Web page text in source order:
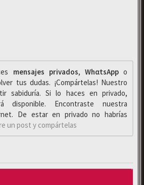
mensajes privados, WhαtsAppo
tus dudas. ¡Compártelas! Nuestro
sabiduría. Si lo haces en privado,
disponible. Encontraste nuestra
De estar en privado no habrías
un post y compártelas